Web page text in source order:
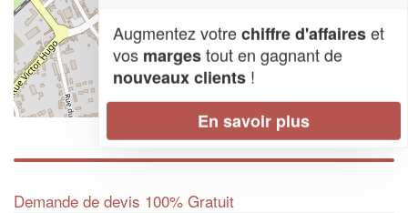
Demande de devis 100% Gratuit
Augmentez votrechiffre d'affaireset
vos margestout en gagnant de
nouveaux clients !
En savoir plus